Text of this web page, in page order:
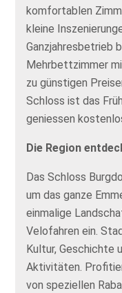
komfortablen
kleine
Ganzjahresbetrieb
Mehrbettzimmer
zu günstigen
Schloss ist das
geniessen
Die Region
Das Schloss
um das ganze
einmalige
Velofahren ein.
Kultur, Geschichte
Aktivitäten.
von speziellen